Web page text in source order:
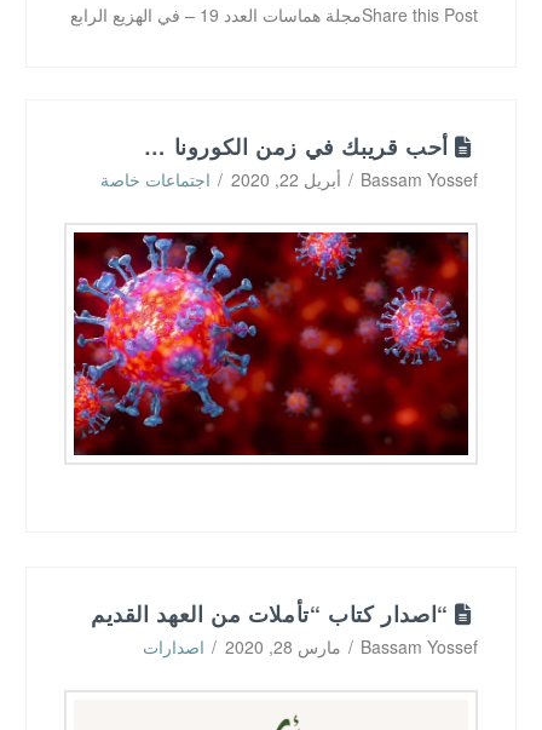
Share this Postمجلة هماسات العدد 19 – في الهزيع الرابع
أحب قريبك في زمن الكورونا …
Bassam Yossef أبريل 22, 2020 اجتماعات خاصة
“اصدار كتاب “تأملات من العهد القديم
Bassam Yossef مارس 28, 2020 اصدارات